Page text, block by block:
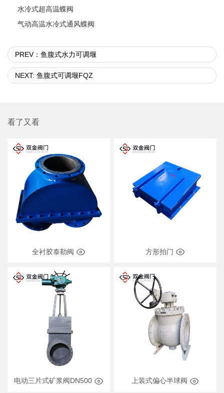
水冷式超高温蝶阀
气动高温水冷式通风蝶阀
PREV：鱼腹式水力可调堰
NEXT: 鱼腹式可调堰FQZ
看了又看
全衬胶泰勒阀 方形拍门
电动三片式矿浆阀DN500 上装式偏心半球阀